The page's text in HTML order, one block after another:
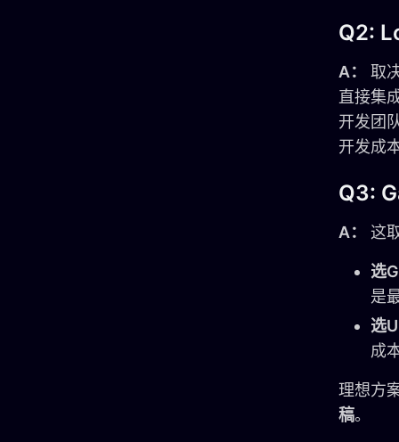
Q2:
A：
取
直接集
开发团
开发成
Q3:
A： 这
选
是
选
成
理想方
稿。